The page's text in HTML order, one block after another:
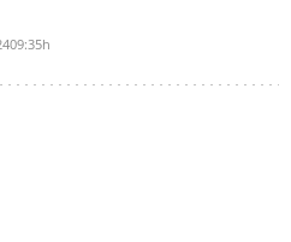
09:35h